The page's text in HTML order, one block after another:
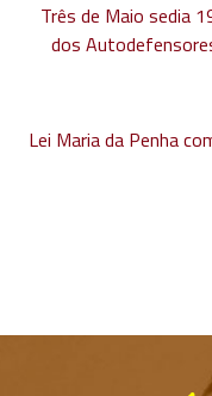
Três de Maio sedia
dos
Lei Maria da Penha